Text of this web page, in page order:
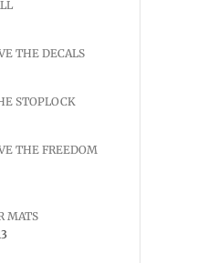
THE DECALS
STOPLOCK
THE FREEDOM
MATS